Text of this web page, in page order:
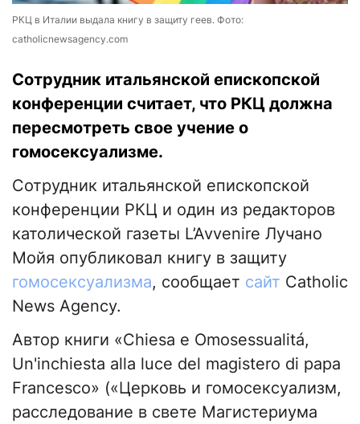
РКЦ в Италии выдала книгу в защиту геев. Фото:
catholicnewsagency.com
Сотрудник итальянской епископской
конференции считает, что РКЦ должна
пересмотреть свое учение о
гомосексуализме.
Сотрудник итальянской епископской
конференции РКЦ и один из редакторов
католической газеты L’Avvenire Лучано
Мойя опубликовал книгу в защиту
гомосексуализма, сообщает сайт Сatholic
News Agency.
Автор книги «Chiesa e Omosessualitá,
Un'inchiesta alla luce del magistero di papa
Francesco» («Церковь и гомосексуализм,
расследование в свете Магистериума